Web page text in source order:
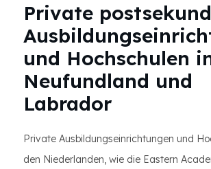
Private
und Hochschulen
Neufundland und
Labrador
Private Ausbildungseinrichtungen und
den Niederlanden, wie die Eastern